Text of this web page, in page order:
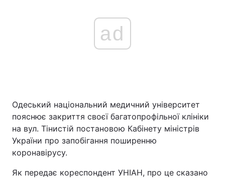
ad
Одеський національний медичний університет
пояснює закриття своєї багатопрофільної клініки
на вул. Тінистій постановою Кабінету міністрів
України про запобігання поширенню
коронавірусу.
Як передає кореспондент УНІАН, про це сказано